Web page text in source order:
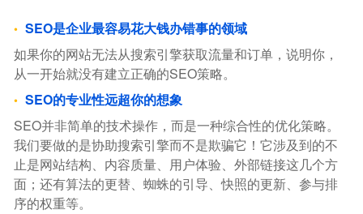
SEO是企业最容易花大钱办错事的领域
如果你的网站无法从搜索引擎获取流量和订单，说明你，
从一开始就没有建立正确的SEO策略。
SEO的专业性远超你的想象
SEO并非简单的技术操作，而是一种综合性的优化策略。
我们要做的是协助搜索引擎而不是欺骗它！它涉及到的不
止是网站结构、内容质量、用户体验、外部链接这几个方
面；还有算法的更替、蜘蛛的引导、快照的更新、参与排
序的权重等。